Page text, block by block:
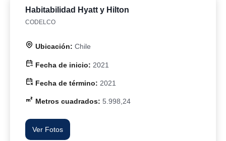
Habitabilidad Hyatt y Hilton
CODELCO
Ubicación: Chile
Fecha de inicio: 2021
Fecha de término: 2021
Metros cuadrados: 5.998,24
Ver Fotos